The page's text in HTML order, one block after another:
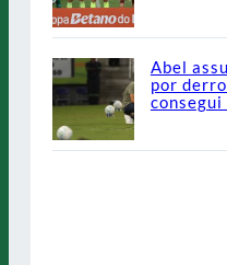
Abel
por
consegui